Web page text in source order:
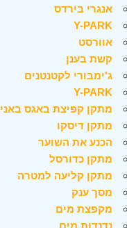
אנגרי בירדס
Y-PARK
אוורסט
קשת בענן
ג'ימבורי לקטנטנים
Y-PARK
מתקן קפיצת באגס באני
מתקן דיסקו
הכנע את השוער
מתקן כדורסל
מתקן קליעה למטרה
מסך ענק
מקפצת מים
נדנדות מים